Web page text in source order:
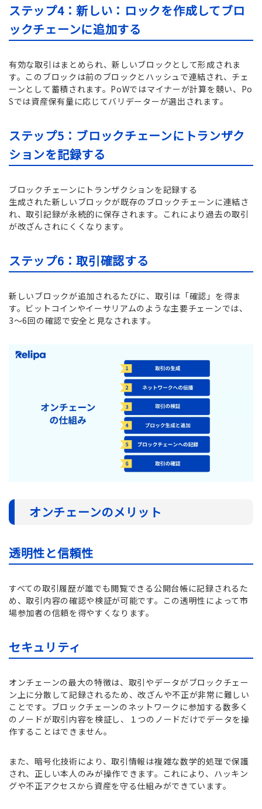
ステップ4：新しい：ロックを作成してブロ
ックチェーンに追加する
有効な取引はまとめられ、新しいブロックとして形成されま
す。このブロックは前のブロックとハッシュで連結され、チェ
ーンとして蓄積されます。PoWではマイナーが計算を競い、Po
Sでは資産保有量に応じてバリデーターが選出されます。
ステップ5：ブロックチェーンにトランザク
ションを記録する
ブロックチェーンにトランザクションを記録する
生成された新しいブロックが既存のブロックチェーンに連結さ
れ、取引記録が永続的に保存されます。これにより過去の取引
が改ざんされにくくなります。
ステップ6：取引確認する
新しいブロックが追加されるたびに、取引は「確認」を得ま
す。ビットコインやイーサリアムのような主要チェーンでは、
3〜6回の確認で安全と見なされます。
オンチェーンのメリット
透明性と信頼性
すべての取引履歴が誰でも閲覧できる公開台帳に記録されるた
め、取引内容の確認や検証が可能です。この透明性によって市
場参加者の信頼を得やすくなります。
セキュリティ
オンチェーンの最大の特徴は、取引やデータがブロックチェー
ン上に分散して記録されるため、改ざんや不正が非常に難しい
ことです。ブロックチェーンのネットワークに参加する数多く
のノードが取引内容を検証し、１つのノードだけでデータを操
作することはできません。
また、暗号化技術により、取引情報は複雑な数学的処理で保護
され、正しい本人のみが操作できます。これにより、ハッキン
グや不正アクセスから資産を守る仕組みができています。